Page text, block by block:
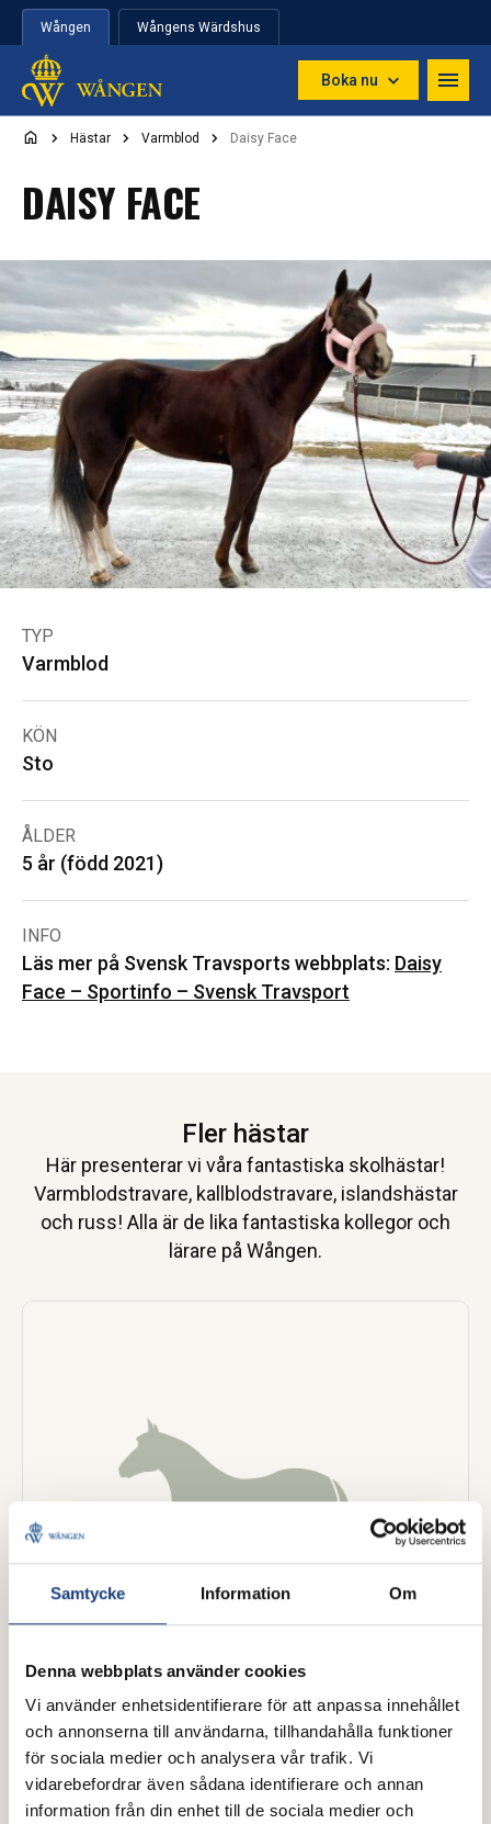
Samtycke Information Om
Denna webbplats använder cookies
Vi använder enhetsidentifierare för att anpassa innehållet
och annonserna till användarna, tillhandahålla funktioner
för sociala medier och analysera vår trafik. Vi
vidarebefordrar även sådana identifierare och annan
information från din enhet till de sociala medier och
Hoppa till innehåll
Wången Wångens Wärdshus
Boka nu
Hästar Varmblod Daisy Face
DAISY FACE
TYP
Varmblod
KÖN
Sto
ÅLDER
5 år (född 2021)
INFO
Läs mer på Svensk Travsports webbplats: Daisy
Face – Sportinfo – Svensk Travsport
Fler hästar
Här presenterar vi våra fantastiska skolhästar!
Varmblodstravare, kallblodstravare, islandshästar
och russ! Alla är de lika fantastiska kollegor och
lärare på Wången.
Iron Nipple